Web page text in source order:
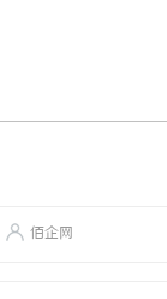
佰企网